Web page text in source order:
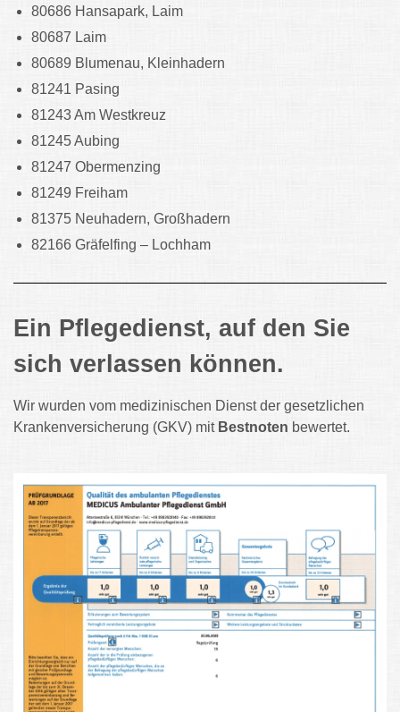
80686 Hansapark, Laim
80687 Laim
80689 Blumenau, Kleinhadern
81241 Pasing
81243 Am Westkreuz
81245 Aubing
81247 Obermenzing
81249 Freiham
81375 Neuhadern, Großhadern
82166 Gräfelfing – Lochham
Ein Pflegedienst, auf den Sie
sich verlassen können.
Wir wurden vom medizinischen Dienst der gesetzlichen
Krankenversicherung (GKV) mit Bestnoten bewertet.